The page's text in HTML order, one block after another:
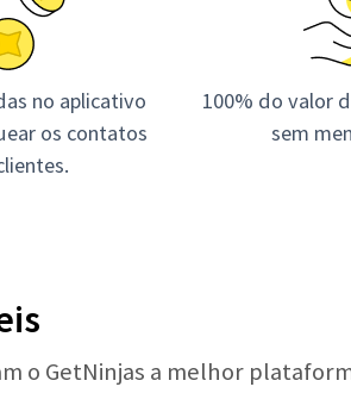
no aplicativo
os contatos
100% do valor
sem
o GetNinjas a melhor